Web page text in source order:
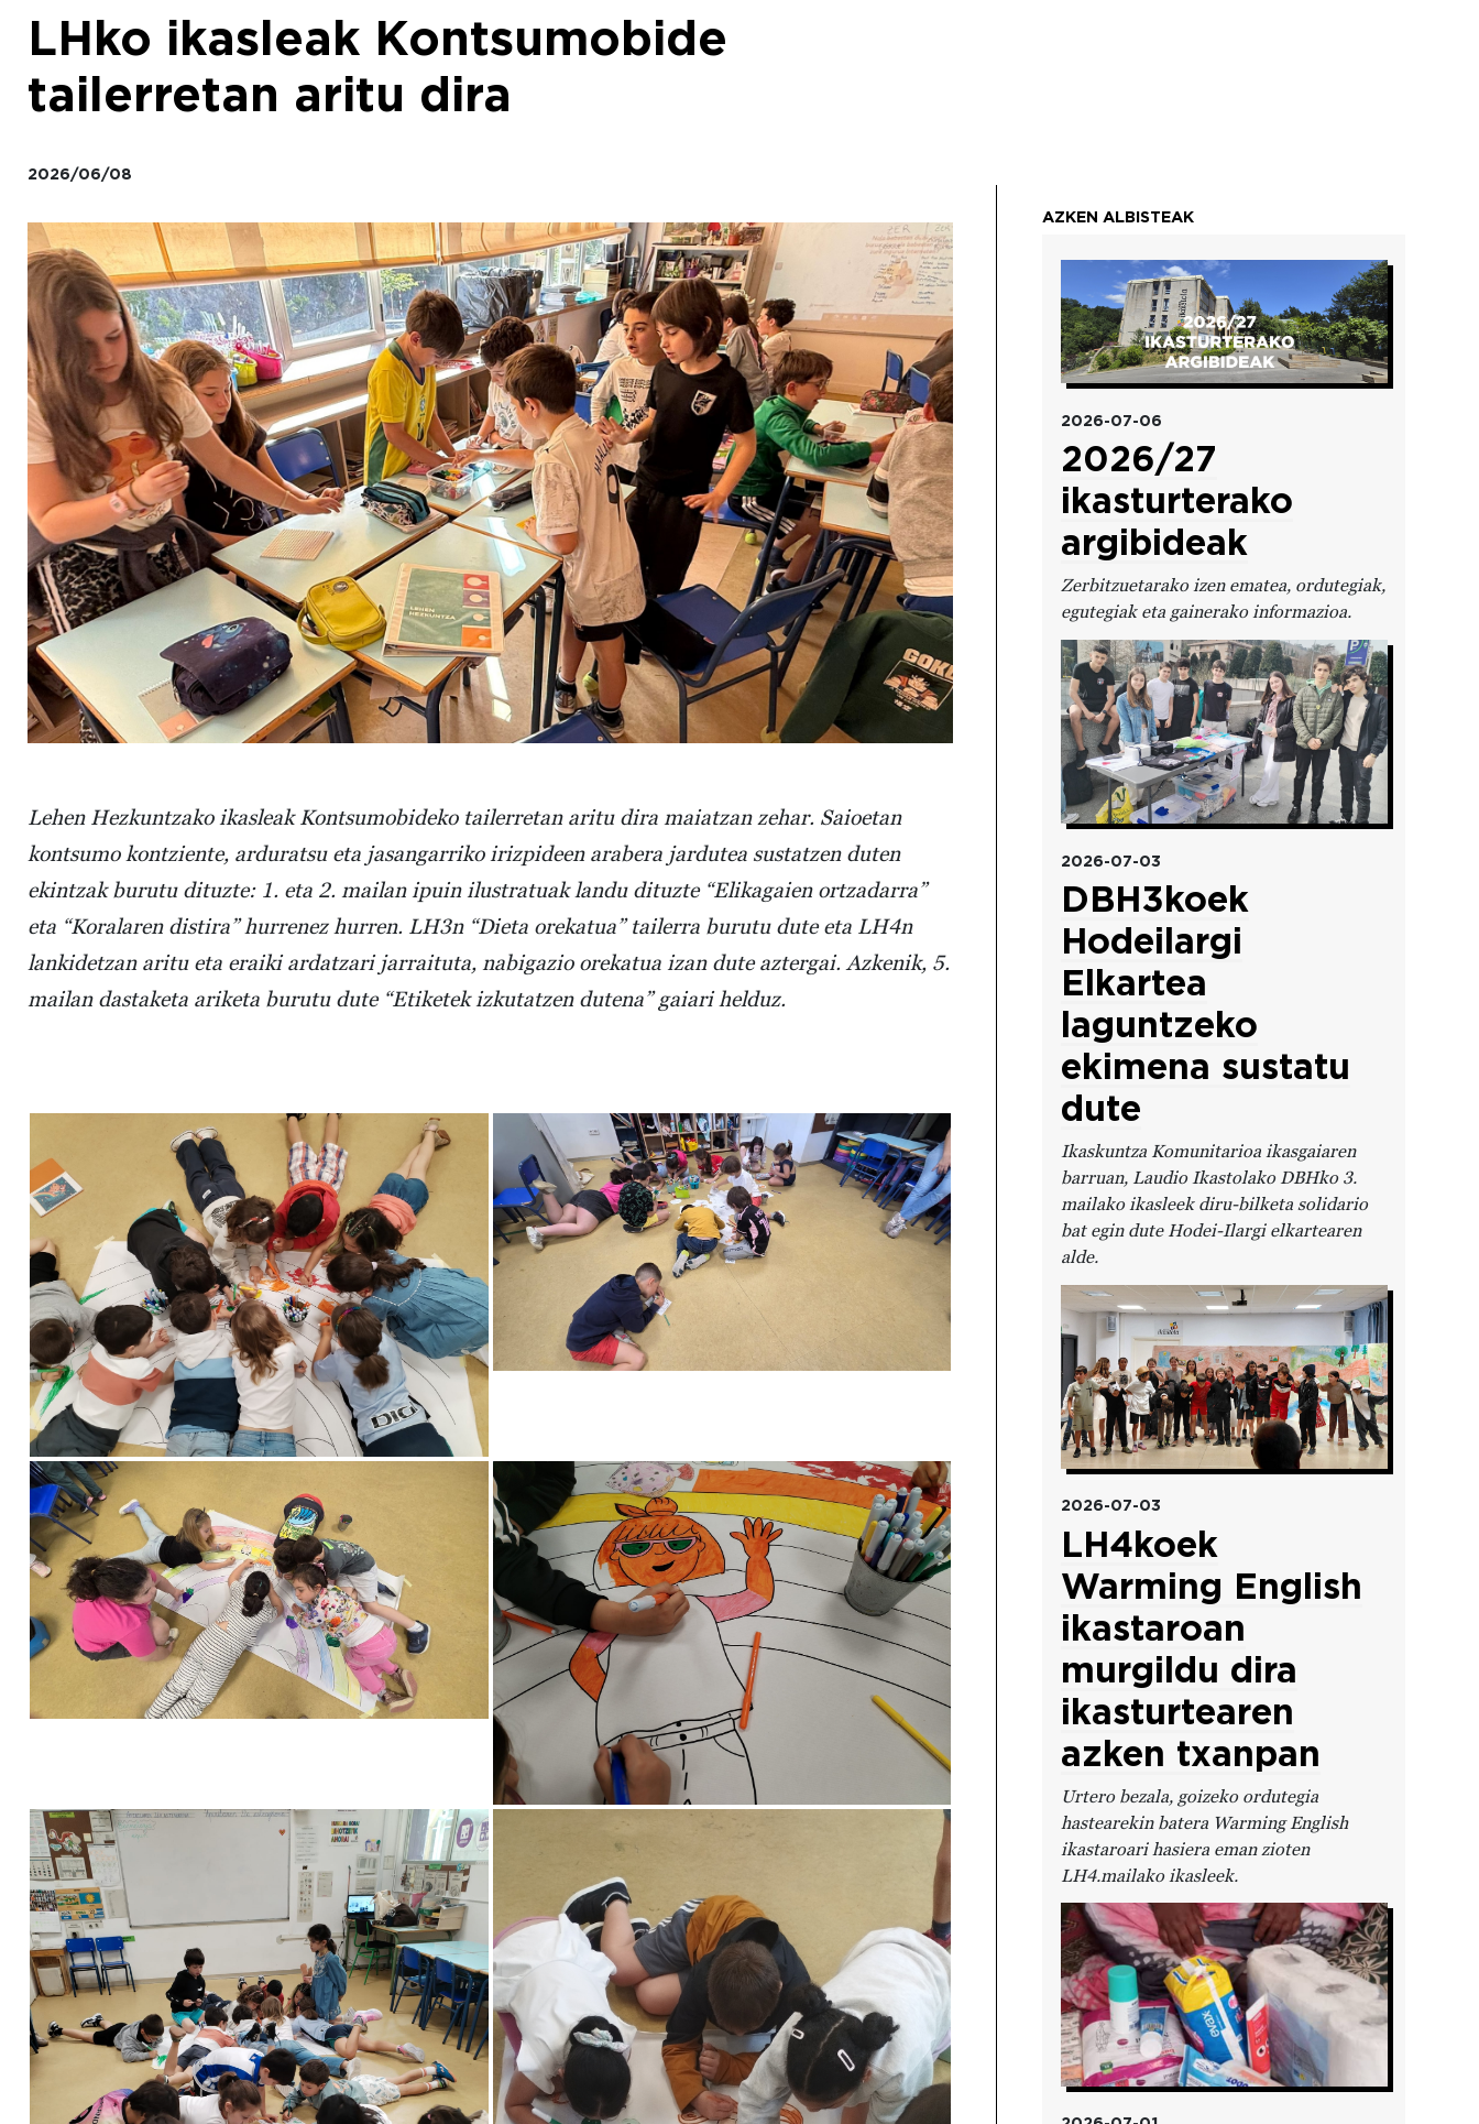
LHko ikasleak Kontsumobide
tailerretan aritu dira
2026/06/08
Irudia
Lehen Hezkuntzako ikasleak Kontsumobideko tailerretan aritu dira maiatzan zehar. Saioetan
kontsumo kontziente, arduratsu eta jasangarriko irizpideen arabera jardutea sustatzen duten
ekintzak burutu dituzte: 1. eta 2. mailan ipuin ilustratuak landu dituzte “Elikagaien ortzadarra”
eta “Koralaren distira” hurrenez hurren. LH3n “Dieta orekatua” tailerra burutu dute eta LH4n
lankidetzan aritu eta eraiki ardatzari jarraituta, nabigazio orekatua izan dute aztergai. Azkenik, 5.
mailan dastaketa ariketa burutu dute “Etiketek izkutatzen dutena” gaiari helduz.
AZKEN ALBISTEAK
Irudia
2026-07-06
2026/27
ikasturterako
argibideak
Zerbitzuetarako izen ematea, ordutegiak,
egutegiak eta gainerako informazioa.
Irudia
2026-07-03
DBH3koek
Hodeilargi
Elkartea
laguntzeko
ekimena sustatu
dute
Ikaskuntza Komunitarioa ikasgaiaren
barruan, Laudio Ikastolako DBHko 3.
mailako ikasleek diru-bilketa solidario
bat egin dute Hodei-Ilargi elkartearen
alde.
Irudia
2026-07-03
LH4koek
Warming English
ikastaroan
murgildu dira
ikasturtearen
azken txanpan
Urtero bezala, goizeko ordutegia
hastearekin batera Warming English
ikastaroari hasiera eman zioten
LH4.mailako ikasleek.
Irudia